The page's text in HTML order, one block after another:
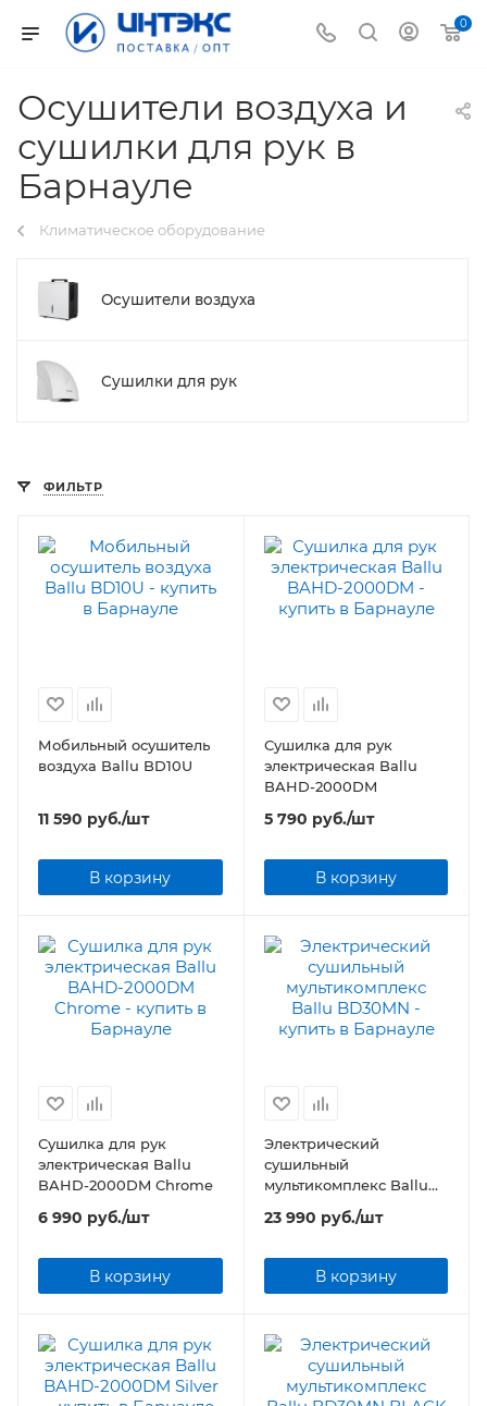
0
Осушители воздуха и
сушилки для рук в
Барнауле
Климатическое оборудование
Осушители воздуха
Сушилки для рук
ФИЛЬТР
Мобильный осушитель
воздуха Ballu BD10U
11 590 руб./шт
В корзину
Сушилка для рук
электрическая Ballu
BAHD-2000DM
5 790 руб./шт
В корзину
Сушилка для рук
электрическая Ballu
BAHD-2000DM Chrome
6 990 руб./шт
В корзину
Электрический
сушильный
мультикомплекс Ballu
23 990 руб./шт
В корзину